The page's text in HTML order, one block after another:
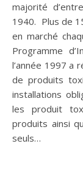
majorité
1940. Plus de
en marché
Programme
l’année 1997 a
de produits
installations
les produit
produits ainsi
seuls…